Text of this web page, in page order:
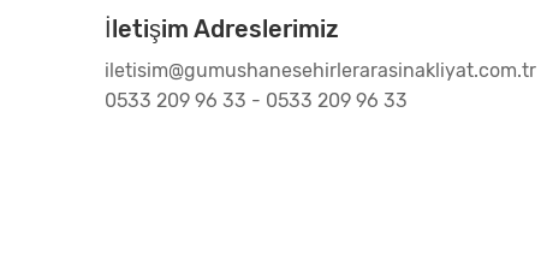
İletişim Adreslerimiz
iletisim@gumushanesehirlerarasinakliyat.com.tr
0533 209 96 33 - 0533 209 96 33